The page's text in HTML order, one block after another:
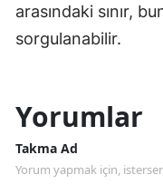
arasındaki sınır,
sorgulanabilir.
Yorumlar
Takma Ad
Yorum yapmak için,